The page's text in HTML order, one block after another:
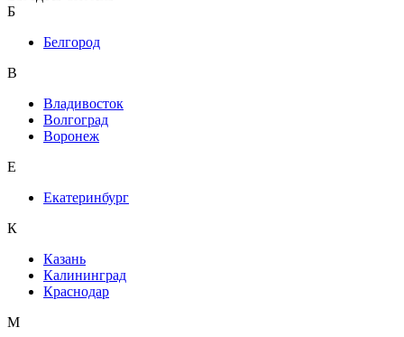
Б
Белгород
В
Владивосток
Волгоград
Воронеж
Е
Екатеринбург
К
Казань
Калининград
Краснодар
М